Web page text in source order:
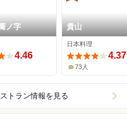
ノ字
4.46
貴山
日本料理
4.37
73人
トラン情報を見る